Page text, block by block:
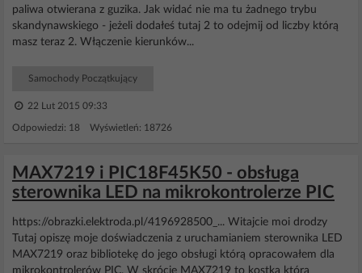
paliwa otwierana z guzika. Jak widać nie ma tu żadnego trybu
skandynawskiego - jeżeli dodałeś tutaj 2 to odejmij od liczby którą
masz teraz 2. Włączenie kierunków...
Samochody Początkujący
22 Lut 2015 09:33
Odpowiedzi: 18 Wyświetleń: 18726
MAX7219 i PIC18F45K50 - obsługa
sterownika LED na mikrokontrolerze PIC
https://obrazki.elektroda.pl/4196928500_... Witajcie moi drodzy
Tutaj opiszę moje doświadczenia z uruchamianiem sterownika LED
MAX7219 oraz bibliotekę do jego obsługi którą opracowałem dla
mikrokontrolerów PIC. W skrócie MAX7219 to kostka która